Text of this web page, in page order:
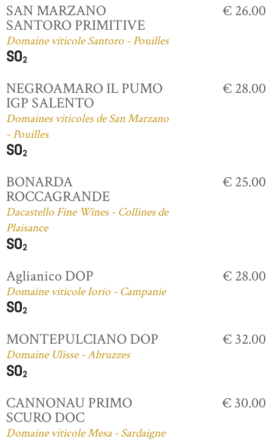
SAN MARZANO
SANTORO PRIMITIVE
Domaine viticole Santoro - Pouilles
€ 26.00
NEGROAMARO IL PUMO
IGP SALENTO
Domaines viticoles de San Marzano
- Pouilles
€ 28.00
BONARDA
ROCCAGRANDE
Dacastello Fine Wines - Collines de
Plaisance
€ 25.00
Aglianico DOP
Domaine viticole Iorio - Campanie
€ 28.00
MONTEPULCIANO DOP
Domaine Ulisse - Abruzzes
€ 32.00
CANNONAU PRIMO
SCURO DOC
Domaine viticole Mesa - Sardaigne
€ 30.00